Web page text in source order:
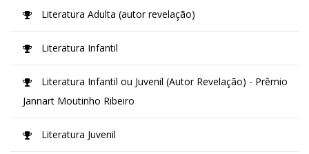
Literatura Adulta (autor revelação)
Literatura Infantil
Literatura Infantil ou Juvenil (Autor Revelação) - Prêmio
Jannart Moutinho Ribeiro
Literatura Juvenil